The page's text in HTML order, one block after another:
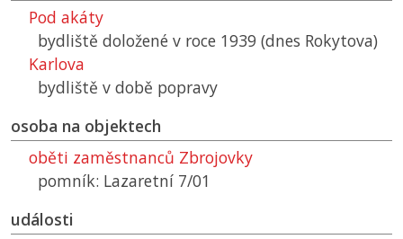
Pod akáty
bydliště doložené v roce 1939 (dnes Rokytova)
Karlova
bydliště v době popravy
osoba na objektech
oběti zaměstnanců Zbrojovky
pomník: Lazaretní 7/01
události